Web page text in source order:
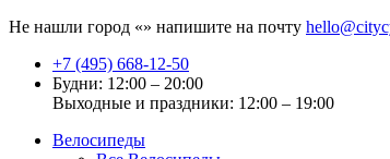
Не нашли город «» напишите на почту
+7 (495) 668-12-50
Будни: 12:00 – 20:00
Выходные и праздники: 12:00 – 19:00
Велосипеды